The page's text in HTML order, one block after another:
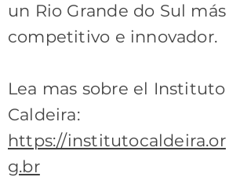
un Rio Grande do Sul más
competitivo e innovador.
Lea mas sobre el Instituto
Caldeira:
https://institutocaldeira.or
g.br